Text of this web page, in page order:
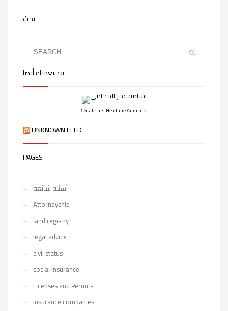
بحث
قد يعجبك أيضا
↑ Grab this Headline Animator
UNKNOWN FEED
PAGES
أسئلة شائعة
Attorneyship
land registry
legal advice
civil status
social insurance
Licenses and Permits
insurance companies